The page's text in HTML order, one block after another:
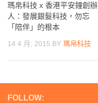
瑪帛科技 x 香港平安鐘創辦
人：發展銀髮科技，勿忘
「陪伴」的根本
14 4 月, 2015 BY 瑪帛科技
FOLLOW: